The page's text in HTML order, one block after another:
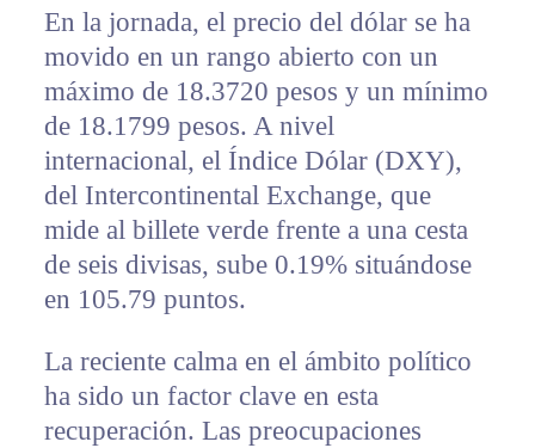
En la jornada, el precio del dólar se ha
movido en un rango abierto con un
máximo de 18.3720 pesos y un mínimo
de 18.1799 pesos. A nivel
internacional, el Índice Dólar (DXY),
del Intercontinental Exchange, que
mide al billete verde frente a una cesta
de seis divisas, sube 0.19% situándose
en 105.79 puntos.
La reciente calma en el ámbito político
ha sido un factor clave en esta
recuperación. Las preocupaciones